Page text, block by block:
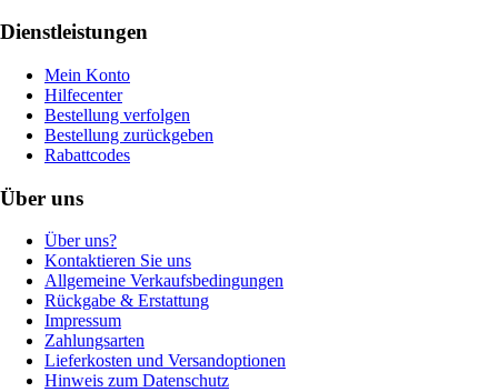
Dienstleistungen
Mein Konto
Hilfecenter
Bestellung verfolgen
Bestellung zurückgeben
Rabattcodes
Über uns
Über uns?
Kontaktieren Sie uns
Allgemeine Verkaufsbedingungen
Rückgabe & Erstattung
Impressum
Zahlungsarten
Lieferkosten und Versandoptionen
Hinweis zum Datenschutz